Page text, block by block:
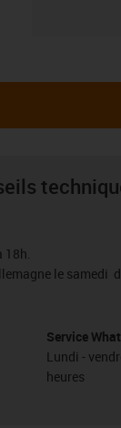
le samedi
Service
Lundi -
heures